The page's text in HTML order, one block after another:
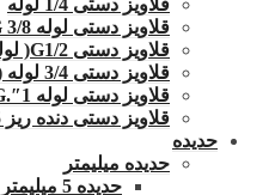
قلاویز دستی لوله G 3/8
قلاویز دستی G1/2( لوله )
قلاویز دستی 3/4 لوله ( G)
قلاویز دستی لوله 1″.G
قلاویز دستی دنده ریز 10X1.25
حدیده
حدیده میلیمتر
حدیده 5 میلیمتر